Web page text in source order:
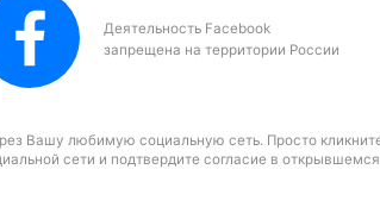
Деятельность Facebook
запрещена на территории России
любимую социальную сеть. Просто кликните
сети и подтвердите согласие в открывшемся